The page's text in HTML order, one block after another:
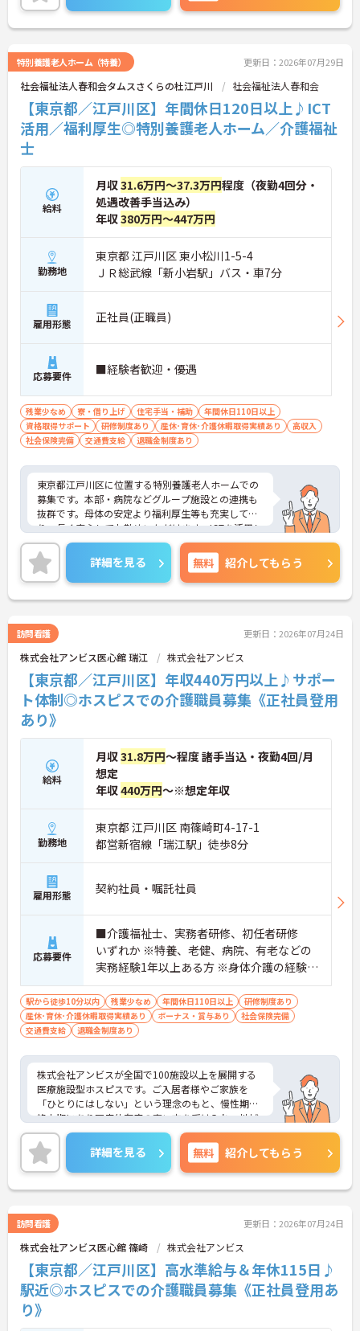
特別養護老人ホーム（特養） 更新日：2026年07月29日
社会福祉法人春和会タムスさくらの杜江戸川 社会福祉法人春和会
【東京都／江戸川区】年間休日120日以上♪ICT
活用／福利厚生◎特別養護老人ホーム／介護福祉
士
給料
月収31.6万円～37.3万円程度（夜勤4回分・
処遇改善手当込み）
年収380万円～447万円
勤務地
東京都 江戸川区 東小松川1-5-4
ＪＲ総武線「新小岩駅」バス・車7分
雇用形態 正社員(正職員)
応募要件 ■経験者歓迎・優遇
残業少なめ 寮・借り上げ 住宅手当・補助
年間休日110日以上
資格取得サポート
研修制度あり 産休･育休･介護休暇取得実績あり
高収入
社会保険完備
交通費支給 退職金制度あり
東京都江戸川区に位置する特別養護老人ホームでの
募集です。本部・病院などグループ施設との連携も
抜群です。母体の安定より福利厚生等も充実してお
り、長く安心してお勤めいただけます。ICTを活用し
た職員の負担軽減や、最先端の調理システムを導入
しており、働きやすい環境が整っています。
ご興味のある方には、面接対策ポイントなど、さら
に詳細をお話しいたしますので、お気軽にご相談く
ださい。
詳細を見る 無料 紹介してもらう
訪問看護 更新日：2026年07月24日
株式会社アンビス医心館 瑞江 株式会社アンビス
【東京都／江戸川区】年収440万円以上♪サポー
ト体制◎ホスピスでの介護職員募集《正社員登用
あり》
給料
月収31.8万円～程度 諸手当込・夜勤4回/月
想定
年収440万円～※想定年収
勤務地
東京都 江戸川区 南篠崎町4-17-1
都営新宿線「瑞江駅」徒歩8分
雇用形態 契約社員・嘱託社員
応募要件
■介護福祉士、実務者研修、初任者研修
いずれか ※特養、老健、病院、有老などの
実務経験1年以上ある方 ※身体介護の経験年
以上ある方、機械浴の使用の経験のある方
歓迎
駅から徒歩10分以内 残業少なめ 年間休日110日以上
研修制度あり
産休･育休･介護休暇取得実績あり
ボーナス・賞与あり
社会保険完備
交通費支給
退職金制度あり
株式会社アンビスが全国で100施設以上を展開する
医療施設型ホスピスです。ご入居者様やご家族を
「ひとりにはしない」という理念のもと、慢性期や
終末期にあり医療依存度の高い方を受け入れ、地域
医療を支える社会的意義の高い事業を推進していま
す。現場には看護師が24時間常駐しています。急変
時の対応や医療行為は看護師が担当するため、初任
者研修や実務者研修の方も食事介助や入浴介助など
の生活を支えるケアに専念できる環境です。多職種
連携の体制がしっかりと整っています。働き方の面
では、夜勤明けの翌日が原則として公休となるほ
か、月平均の残業時間も5時間から7時間程度とかな
り少なめです。常勤スタッフの比率が90パーセント
を超えているため急な勤務変更が発生しにくく、あ
らかじめ決められた訪問予定表に沿って規則正しく
働けます。入職後は現場スタッフによるお一人おひ
とりに合わせた個別のOJT研修が実施されます。eラ
詳細を見る 無料 紹介してもらう
訪問看護 更新日：2026年07月24日
株式会社アンビス医心館 篠崎 株式会社アンビス
【東京都／江戸川区】高水準給与＆年休115日♪
駅近◎ホスピスでの介護職員募集《正社員登用あ
り》